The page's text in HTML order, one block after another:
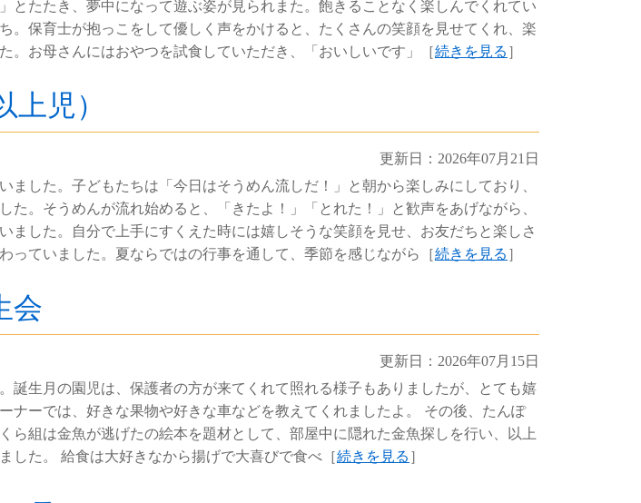
とたたき、夢中になって遊ぶ姿が見られまた。飽きることなく楽しんでくれてい
。保育士が抱っこをして優しく声をかけると、たくさんの笑顔を見せてくれ、楽
。お母さんにはおやつを試食していただき、「おいしいです」［続きを見る ］
児）
更新日：2026年07月21日
ました。子どもたちは「今日はそうめん流しだ！」と朝から楽しみにしており、
た。そうめんが流れ始めると、「きたよ！」「とれた！」と歓声をあげながら、
ました。自分で上手にすくえた時には嬉しそうな笑顔を見せ、お友だちと楽しさ
っていました。夏ならではの行事を通して、季節を感じながら［続きを見る ］
会
更新日：2026年07月15日
誕生月の園児は、保護者の方が来てくれて照れる様子もありましたが、とても嬉
ナーでは、好きな果物や好きな車などを教えてくれましたよ。 その後、たんぽ
ら組は金魚が逃げたの絵本を題材として、部屋中に隠れた金魚探しを行い、以上
した。 給食は大好きなから揚げで大喜びで食べ［続きを見る ］